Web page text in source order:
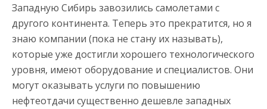
Западную Сибирь завозились самолетами с
другого континента. Теперь это прекратится, но я
знаю компании (пока не стану их называть),
которые уже достигли хорошего технологического
уровня, имеют оборудование и специалистов. Они
могут оказывать услуги по повышению
нефтеотдачи существенно дешевле западных